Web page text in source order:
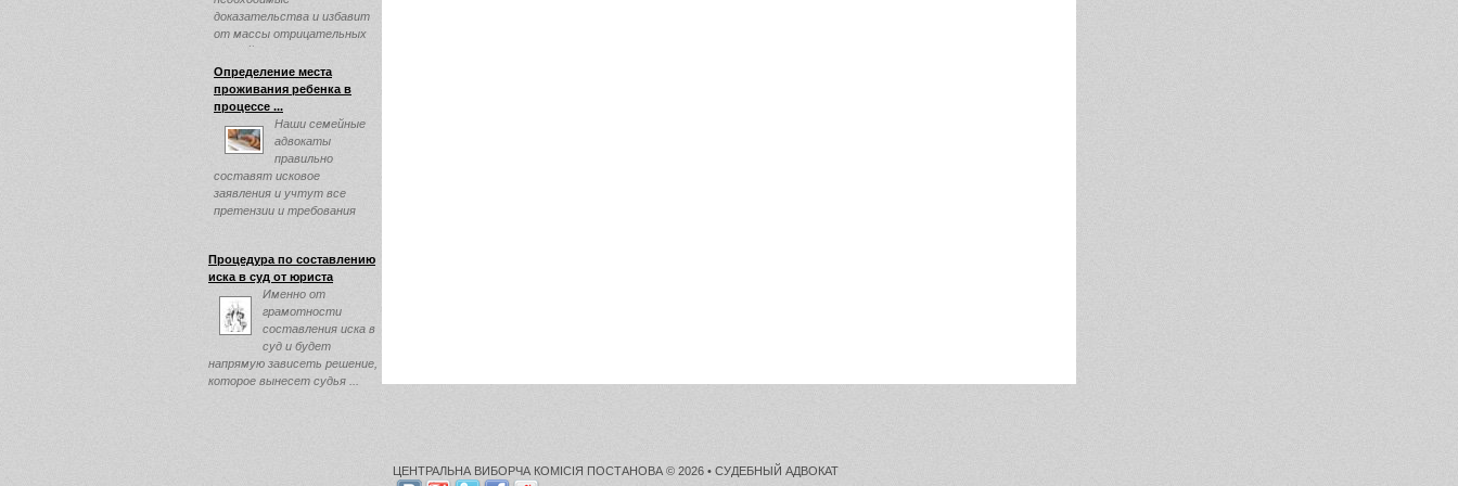
доказательства и избавит
от массы отрицательных
эмоций ...
Определение места
проживания ребенка в
процессе ...
Наши семейные
адвокаты
правильно
составят исковое
заявления и учтут все
претензии и требования
Процедура по составлению
иска в суд от юриста
Именно от
грамотности
составления иска в
суд и будет
напрямую зависеть решение,
которое вынесет судья ...
ЦЕНТРАЛЬНА ВИБОРЧА КОМІСІЯ ПОСТАНОВА © 2026 • СУДЕБНЫЙ АДВОКАТ